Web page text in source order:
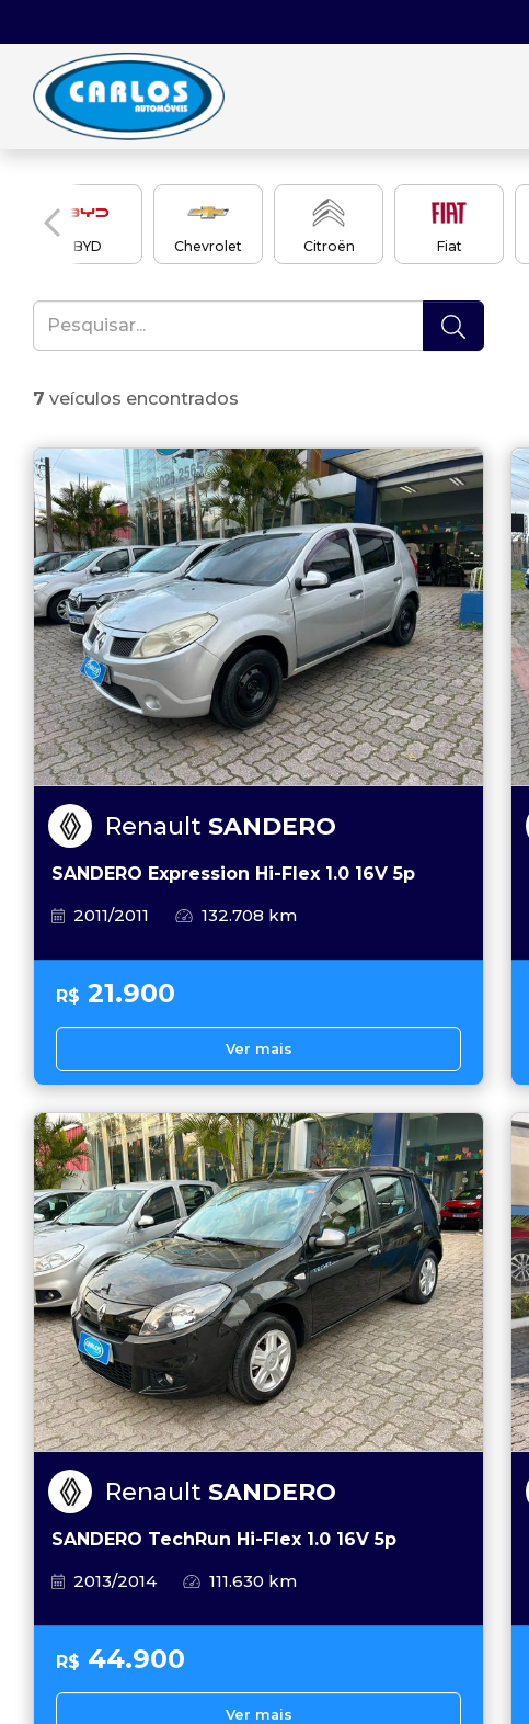
BYD Chevrolet Citroën Fiat
7 veículos encontrados
Renault SANDERO
SANDERO Expression Hi-Flex 1.0 16V 5p
2011/2011
132.708 km
R$ 21.900
Ver mais
Renault SANDERO
SANDERO TechRun Hi-Flex 1.0 16V 5p
2013/2014
111.630 km
R$ 44.900
Ver mais